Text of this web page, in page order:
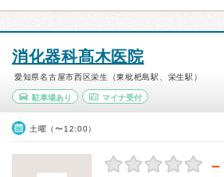
消化器科髙木医院
愛知県名古屋市西区栄生（東枇杷島駅、栄生駅）
駐車場あり マイナ受付
土曜（〜12:00）
－